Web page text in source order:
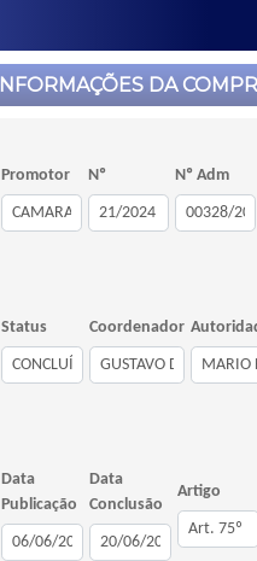
INFORMAÇÕES DA
Promotor Nº Nº Adm
Status Coordenador
Data
Publicação
Data
Conclusão
Artigo